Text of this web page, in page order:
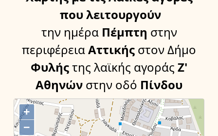
που λειτουργούν
την ημέραΠέμπτη στην
περιφέρειαΑττικής στον Δήμο
Φυλήςτης λαϊκής αγοράς Ζ'
Αθηνών στην οδό Πίνδου
+
−